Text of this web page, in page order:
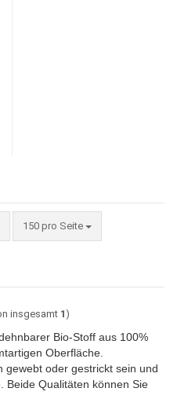
150 pro Seite
pro Seite
insgesamt 1)
Bio-Stoff aus 100%
Oberfläche.
gewebt oder gestrickt sein und
Beide Qualitäten können Sie